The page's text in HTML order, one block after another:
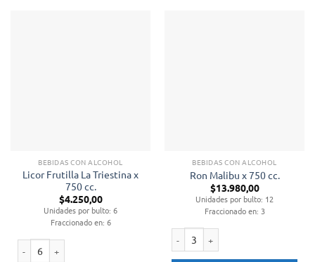
BEBIDAS CON ALCOHOL
Licor Frutilla La Triestina x
750 cc.
$4.250,00
Unidades por bulto: 6
Fraccionado en: 6
BEBIDAS CON ALCOHOL
Ron Malibu x 750 cc.
$13.980,00
Unidades por bulto: 12
Fraccionado en: 3